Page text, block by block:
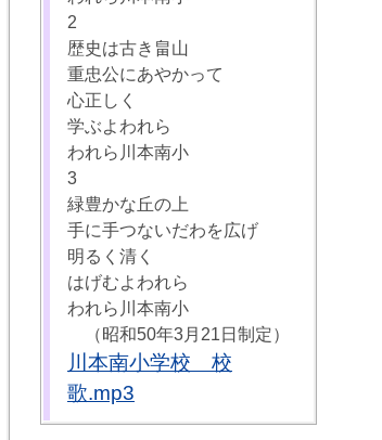
2
歴史は古き畠山
重忠公にあやかって
心正しく
学ぶよわれら
われら川本南小
3
緑豊かな丘の上
手に手つないだわを広げ
明るく清く
はげむよわれら
われら川本南小
（昭和50年3月21日制定）
川本南小学校 校
歌.mp3